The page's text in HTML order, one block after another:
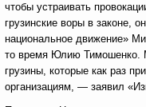
чтобы устраивать
грузинские воры в законе,
национальное движение»
то время Юлию Тимошенко.
грузины, которые как раз
организациям, — заявил